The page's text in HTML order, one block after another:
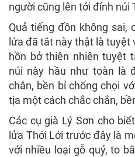
người cũng lên tới đỉnh núi
Quả tiếng đồn không sai,
lửa đã tắt này thật là tuyệt
hồn bở thiên nhiên tuyệt
núi này hầu như toàn là
chắn, bền bỉ chống chọi
tịa một cách chắc chắn,
Các cụ già Lý Sơn cho
lửa Thới Lới trước đây là
với nhiều loại gỗ quý, to